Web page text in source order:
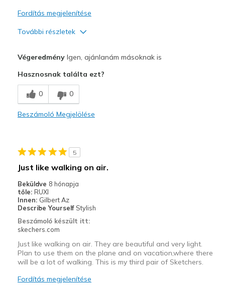
Fordítás megjelenítése
További részletek
Comfortable
Legjobb használat
Casual Wear
View On Shoes
VégeredményIgen, ajánlanám másoknak is
Hasznosnak találta ezt?
0 0
Beszámoló Megjelölése
5
Just like walking on air.
Beküldve 8 hónapja
tőle: RUXI
Innen: Gilbert Az
Describe Yourself Stylish
Beszámoló készült itt:
skechers.com
Just like walking on air. They are beautiful and very light.
Plan to use them on the plane and on vacation,where there
will be a lot of walking. This is my third pair of Sketchers.
Fordítás megjelenítése